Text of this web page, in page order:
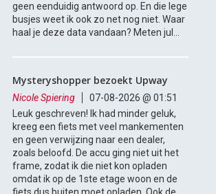
geen eenduidig antwoord op. En die lege
busjes weet ik ook zo net nog niet. Waar
haal je deze data vandaan? Meten jul...
Mysteryshopper bezoekt Upway
Nicole Spiering
07-08-2026 @ 01:51
Leuk geschreven! Ik had minder geluk,
kreeg een fiets met veel mankementen
en geen verwijzing naar een dealer,
zoals beloofd. De accu ging niet uit het
frame, zodat ik die niet kon opladen
omdat ik op de 1ste etage woon en de